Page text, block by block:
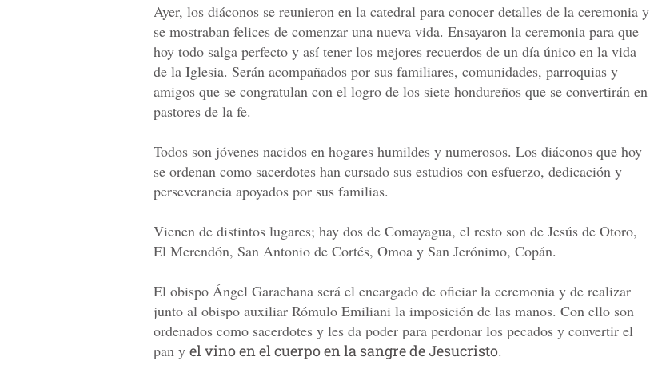
Ayer, los diáconos se reunieron en la catedral para conocer detalles de la ceremonia y
se mostraban felices de comenzar una nueva vida. Ensayaron la ceremonia para que
hoy todo salga perfecto y así tener los mejores recuerdos de un día único en la vida
de la Iglesia. Serán acompañados por sus familiares, comunidades, parroquias y
amigos que se congratulan con el logro de los siete hondureños que se convertirán en
pastores de la fe.
Todos son jóvenes nacidos en hogares humildes y numerosos. Los diáconos que hoy
se ordenan como sacerdotes han cursado sus estudios con esfuerzo, dedicación y
perseverancia apoyados por sus familias.
Vienen de distintos lugares; hay dos de Comayagua, el resto son de Jesús de Otoro,
El Merendón, San Antonio de Cortés, Omoa y San Jerónimo, Copán.
El obispo Ángel Garachana será el encargado de oficiar la ceremonia y de realizar
junto al obispo auxiliar Rómulo Emiliani la imposición de las manos. Con ello son
ordenados como sacerdotes y les da poder para perdonar los pecados y convertir el
pan y el vino en el cuerpo en la sangre de Jesucristo.